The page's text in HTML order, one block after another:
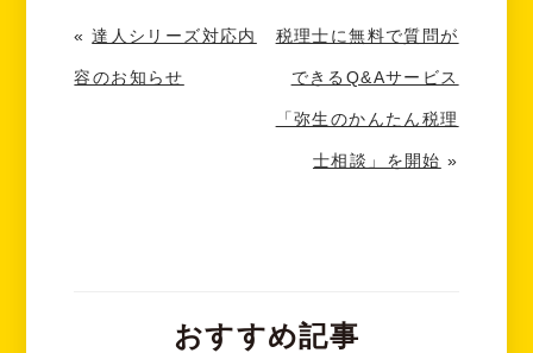
«達人シリーズ対応内
容のお知らせ
税理士に無料で質問が
できるQ&Aサービス
「弥生のかんたん税理
士相談」を開始 »
おすすめ記事